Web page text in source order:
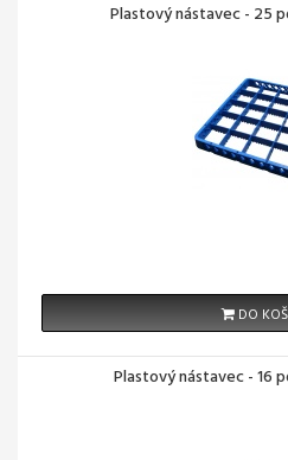
Plastový nástavec - 25
DO
Plastový nástavec - 16